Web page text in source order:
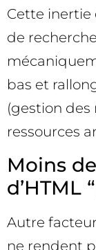
Cette
de
bas et
(gestion des
ressources
Moins
d’HTML
Autre
ne rendent